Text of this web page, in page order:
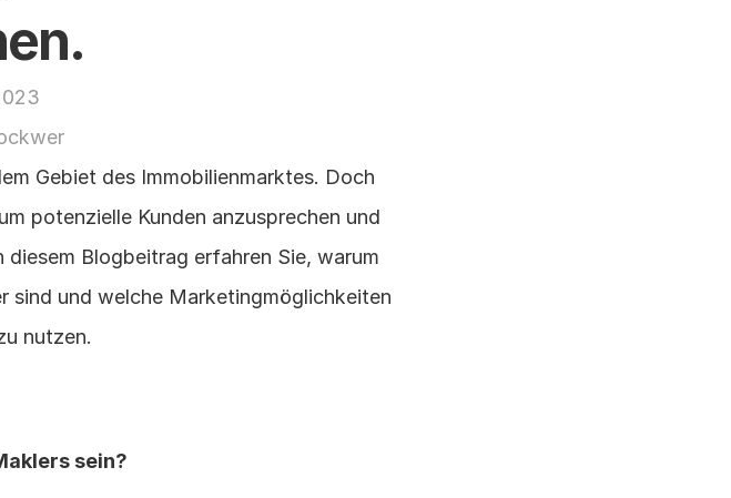
Gebiet des Immobilienmarktes. Doch
potenzielle Kunden anzusprechen und
Blogbeitrag erfahren Sie, warum
sind und welche Marketingmöglichkeiten
nutzen.
sein?